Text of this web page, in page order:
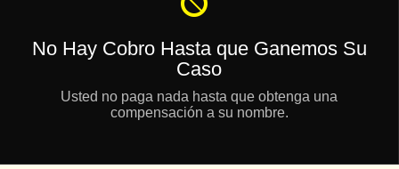
No Hay Cobro Hasta que Ganemos Su
Caso
Usted no paga nada hasta que obtenga una
compensación a su nombre.